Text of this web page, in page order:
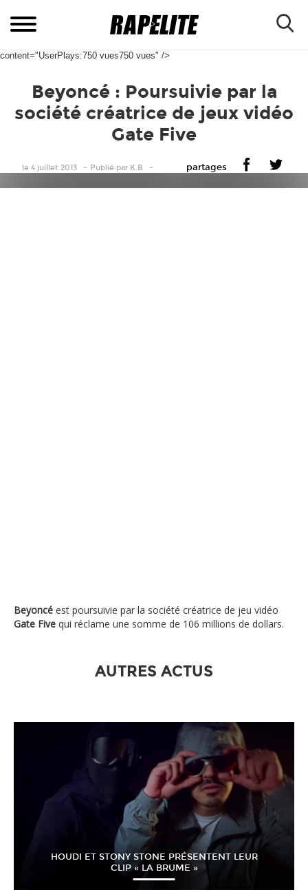
content="UserPlays:750 vues750 vues" />
Beyoncé : Poursuivie par la
société créatrice de jeux vidéo
Gate Five
le 4 juillet 2013 Publié par K.B partages
Beyoncé est poursuivie par la société créatrice de jeu vidéo
Gate Five qui réclame une somme de 106 millions de dollars.
AUTRES ACTUS
HOUDI ET STONY STONE PRÉSENTENT LEUR
CLIP « LA BRUME »